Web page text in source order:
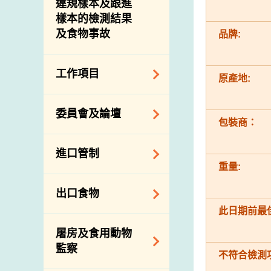
違規樣本及跟進
樣本的檢測結果
及食物事故
工作項目
降低膳食中的鈉和
糖
食物安全重點控制
系統
基因改造食物
資料
食物安全之風險評
委員會及論壇
食物安全專家委員
會
消費者聯繫小組
進口管制
食物進口商和食物
分銷商登記制度
絡內地有關當局
進口食物管制
出口食物
出口驗證
出口食物往內地
出口商及業界的消
屠房及食用動物
監察
品牌:
原產地:
包裝商：
重量:
此日期前最
不符合檢測